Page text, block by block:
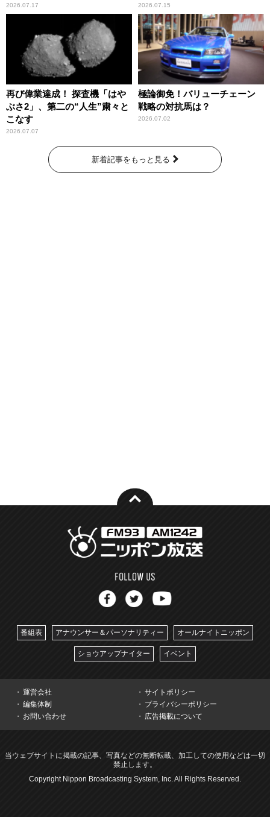
2026.07.17 2026.07.15
再び偉業達成！ 探査機「はや
ぶさ2」、第二の“人生”粛々と
こなす
2026.07.07
極論御免！バリューチェーン
戦略の対抗馬は？
2026.07.02
新着記事をもっと見る
番組表 アナウンサー＆パーソナリティー オールナイトニッポン
ショウアップナイター イベント
運営会社
サイトポリシー
編集体制
プライバシーポリシー
お問い合わせ
広告掲載について
当ウェブサイトに掲載の記事、写真などの無断転載、加工しての使用などは一切
禁止します。
Copyright Nippon Broadcasting System, Inc. All Rights Reserved.